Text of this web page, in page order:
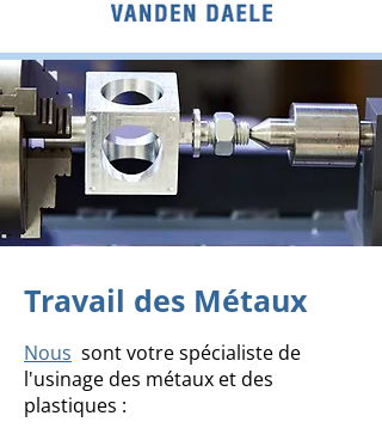
Travail des Métaux
Nous sont votre spécialiste de
l'usinage des métaux et des
plastiques :